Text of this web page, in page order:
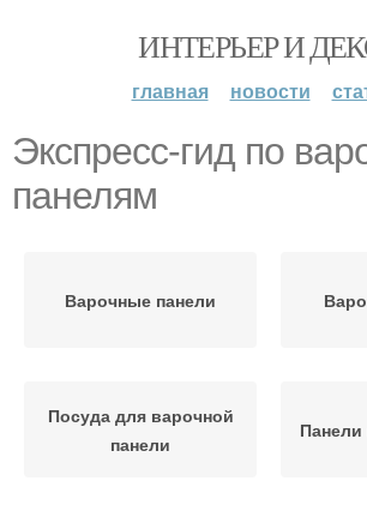
ИНТЕРЬЕР И
главная новости
Экспресс-гид по
панелям
Варочные панели
Посуда для варочной
панели
Панели